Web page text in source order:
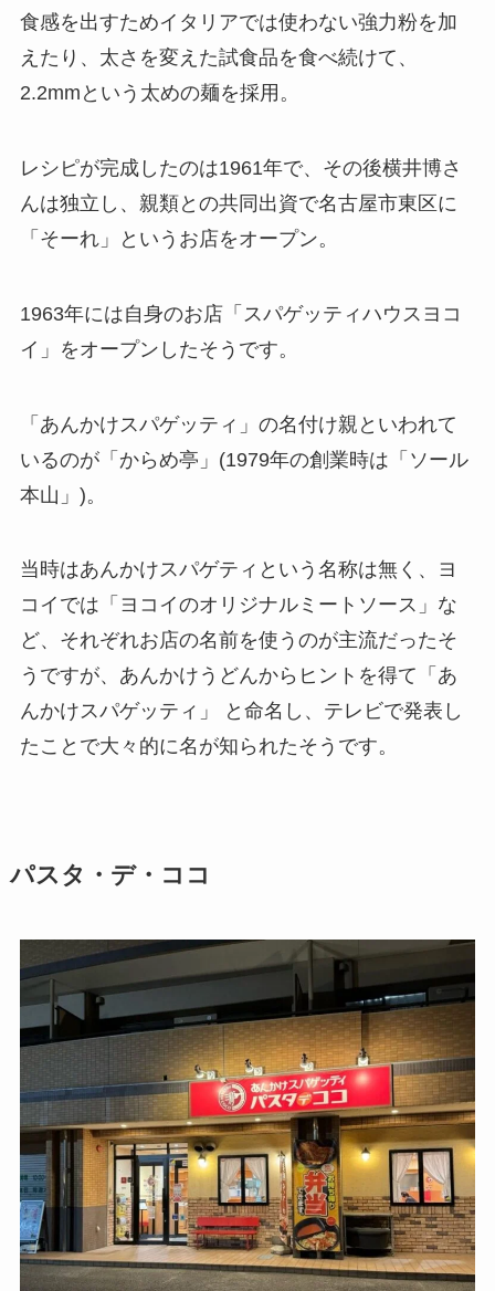
食感を出すためイタリアでは使わない強力粉を加
えたり、太さを変えた試食品を食べ続けて、
2.2mmという太めの麺を採用。
レシピが完成したのは1961年で、その後横井博さ
んは独立し、親類との共同出資で名古屋市東区に
「そーれ」というお店をオープン。
1963年には自身のお店「スパゲッティハウスヨコ
イ」をオープンしたそうです。
「あんかけスパゲッティ」の名付け親といわれて
いるのが「からめ亭」(1979年の創業時は「ソール
本山」)。
当時はあんかけスパゲティという名称は無く、ヨ
コイでは「ヨコイのオリジナルミートソース」な
ど、それぞれお店の名前を使うのが主流だったそ
うですが、あんかけうどんからヒントを得て「あ
んかけスパゲッティ」 と命名し、テレビで発表し
たことで大々的に名が知られたそうです。
パスタ・デ・ココ